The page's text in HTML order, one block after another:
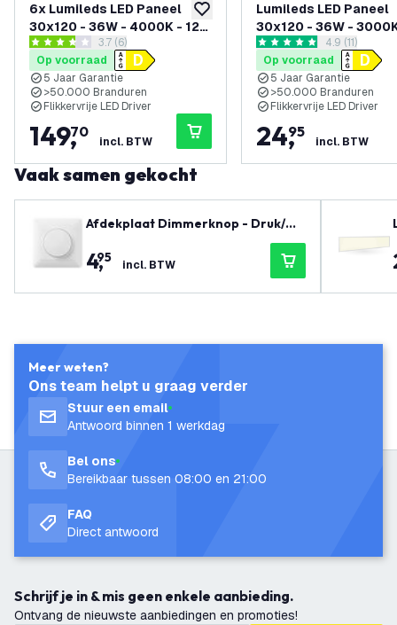
toevoegen aan verlanglijst
6x Lumileds LED Paneel
30x120 - 36W - 4000K - 125
lm/W - UGR <22 - 5 Jaar
Garantie
reviews drawer openen
3.7 score sterren3.7 (6)
Op voorraad
5 Jaar Garantie
>50.000 Branduren
Flikkervrije LED Driver
149,
70
incl. BTW
Lumileds LED Paneel
30x120 - 36W -
lm/W - UGR <22 - 5
Garantie
reviews
4.9 score sterren4.9 (11)
Op voorraad
5 Jaar Garantie
>50.000 Branduren
Flikkervrije LED Driver
24,
95
incl. BTW
Vaak samen gekocht
Afdekplaat Dimmerknop - Druk/Dr
4,
95 incl. BTW
Meer weten?
Ons team helpt u graag verder
Stuur een email
Antwoord binnen 1 werkdag
Bel ons
Bereikbaar tussen 08:00 en 21:00
FAQ
Direct antwoord
Schrijf je in & mis geen enkele aanbieding.
Ontvang de nieuwste aanbiedingen en promoties!